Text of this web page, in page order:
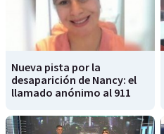
Nueva pista por la
desaparición de Nancy: el
llamado anónimo al 911